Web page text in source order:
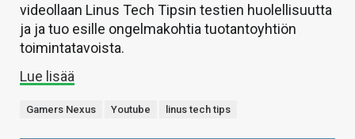
videollaan Linus Tech Tipsin testien huolellisuutta
ja ja tuo esille ongelmakohtia tuotantoyhtiön
toimintatavoista.
Lue lisää
Gamers Nexus Youtube linus tech tips